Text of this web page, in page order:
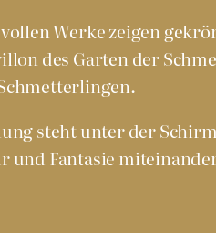
Werke zeigen
des Garten der
steht unter der
und Fantasie